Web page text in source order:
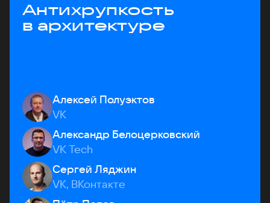
Антихрупкость
в архитектуре
Алексей Полуэктов
VK
Александр Белоцерковский
VK Tech
Сергей Ляджин
VK, ВКонтакте